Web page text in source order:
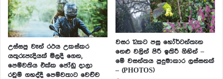
උස්සපු වෑන් රථය උකස්කර
යතුරුපැදියක් මිලදී ගෙන,
පෙම්වතිය එක්ක ජෝඩු දාලා
රවුම් ගහද්දී පෙම්වතාට වෙච්ච
වසර 12කට පසු හෝර්ටන්තැන
නෙළු වලින් පිරී ඉතිරී ගිහින් –
මේ වසන්තය පුදුමාකාර ලස්සනක්
– (PHOTOS)